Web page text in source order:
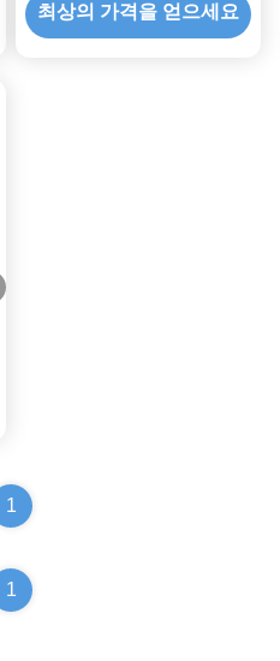
장 컨테이너
최상의 가격을 얻으세요
1
1